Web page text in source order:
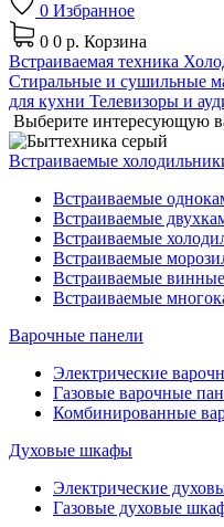
0 Избранное
0 0 р. Корзина
Встраиваемая техника
Стиральные и сушильные
для кухни Телевизоры и
Выберите интересующую
Встраиваемые
Встраиваемые
Встраиваемые
Встраиваемые
Встраиваемые
Встраиваемые
Встраиваемые
Варочные панели
Электрические
Газовые варочные
Комбинированные
Духовые шкафы
Электрические
Газовые духовые